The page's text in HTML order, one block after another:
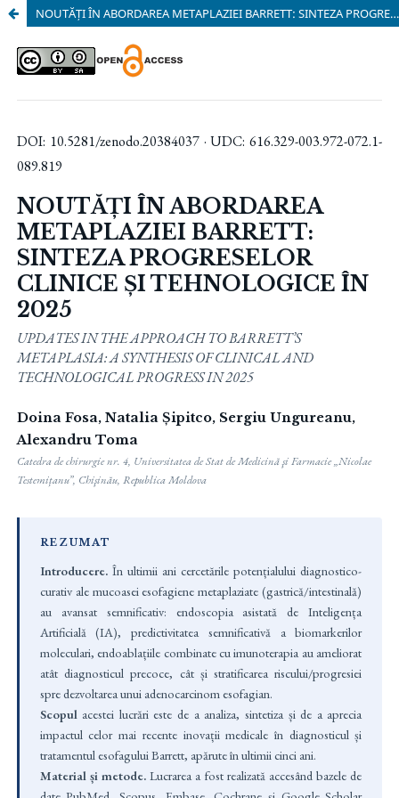
NOUTĂȚI ÎN ABORDAREA METAPLAZIEI BARRETT: SINTEZA PROGRESELOR CLINICE ȘI TEHNOLOGICE ÎN 2025